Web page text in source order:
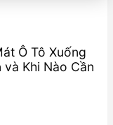
Ô Tô Xuống
Khi Nào Cần